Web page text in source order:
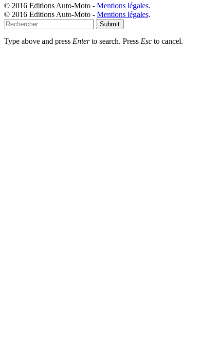
© 2016 Editions Auto-Moto - Mentions légales.
© 2016 Editions Auto-Moto - Mentions légales.
Submit
Type above and press Enterto search. Press Esc to cancel.